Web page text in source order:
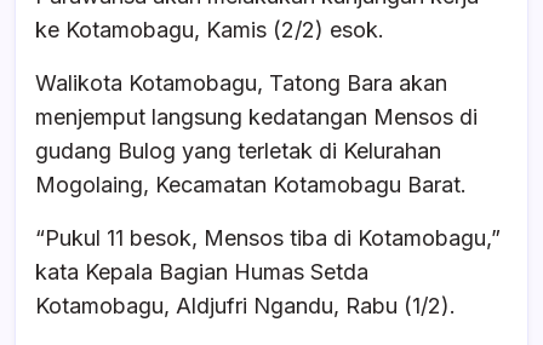
ke Kotamobagu, Kamis (2/2) esok.
Walikota Kotamobagu, Tatong Bara akan
menjemput langsung kedatangan Mensos di
gudang Bulog yang terletak di Kelurahan
Mogolaing, Kecamatan Kotamobagu Barat.
“Pukul 11 besok, Mensos tiba di Kotamobagu,”
kata Kepala Bagian Humas Setda
Kotamobagu, Aldjufri Ngandu, Rabu (1/2).